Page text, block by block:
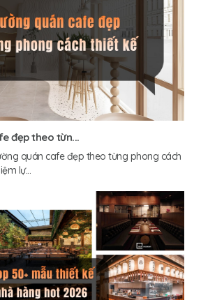
đẹp theo từn...
quán cafe đẹp theo từng phong cách
lự...